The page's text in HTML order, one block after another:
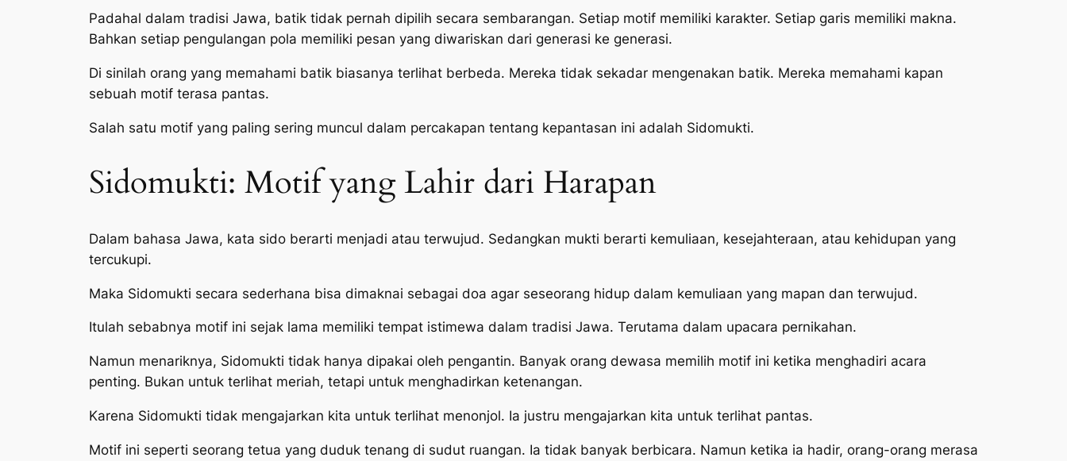
Padahal dalam tradisi Jawa, batik tidak pernah dipilih secara sembarangan. Setiap motif memiliki karakter. Setiap garis memiliki makna.
Bahkan setiap pengulangan pola memiliki pesan yang diwariskan dari generasi ke generasi.
Di sinilah orang yang memahami batik biasanya terlihat berbeda. Mereka tidak sekadar mengenakan batik. Mereka memahami kapan
sebuah motif terasa pantas.
Salah satu motif yang paling sering muncul dalam percakapan tentang kepantasan ini adalah Sidomukti.
Sidomukti: Motif yang Lahir dari Harapan
Dalam bahasa Jawa, kata sido berarti menjadi atau terwujud. Sedangkan mukti berarti kemuliaan, kesejahteraan, atau kehidupan yang
tercukupi.
Maka Sidomukti secara sederhana bisa dimaknai sebagai doa agar seseorang hidup dalam kemuliaan yang mapan dan terwujud.
Itulah sebabnya motif ini sejak lama memiliki tempat istimewa dalam tradisi Jawa. Terutama dalam upacara pernikahan.
Namun menariknya, Sidomukti tidak hanya dipakai oleh pengantin. Banyak orang dewasa memilih motif ini ketika menghadiri acara
penting. Bukan untuk terlihat meriah, tetapi untuk menghadirkan ketenangan.
Karena Sidomukti tidak mengajarkan kita untuk terlihat menonjol. Ia justru mengajarkan kita untuk terlihat pantas.
Motif ini seperti seorang tetua yang duduk tenang di sudut ruangan. Ia tidak banyak berbicara. Namun ketika ia hadir, orang-orang merasa